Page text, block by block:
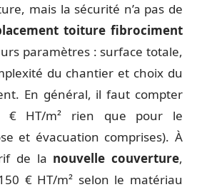
mais la sécurité n’a pas de
toiture fibrociment
paramètres : surface totale,
du chantier et choix du
En général, il faut compter
HT/m² rien que pour le
et évacuation comprises). À
de la nouvelle couverture,
€ HT/m² selon le matériau